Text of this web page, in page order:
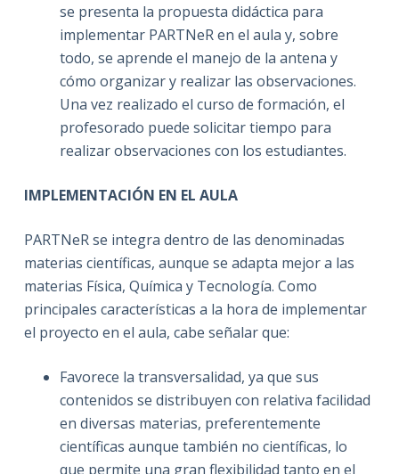
se presenta la propuesta didáctica para
implementar PARTNeR en el aula y, sobre
todo, se aprende el manejo de la antena y
cómo organizar y realizar las observaciones.
Una vez realizado el curso de formación, el
profesorado puede solicitar tiempo para
realizar observaciones con los estudiantes.
IMPLEMENTACIÓN EN EL AULA
PARTNeR se integra dentro de las denominadas
materias científicas, aunque se adapta mejor a las
materias Física, Química y Tecnología. Como
principales características a la hora de implementar
el proyecto en el aula, cabe señalar que:
Favorece la transversalidad, ya que sus
contenidos se distribuyen con relativa facilidad
en diversas materias, preferentemente
científicas aunque también no científicas, lo
que permite una gran flexibilidad tanto en el